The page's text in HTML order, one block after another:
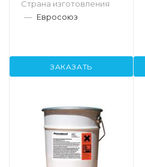
Страна изготовления
— Евросоюз
ЗАКАЗАТЬ